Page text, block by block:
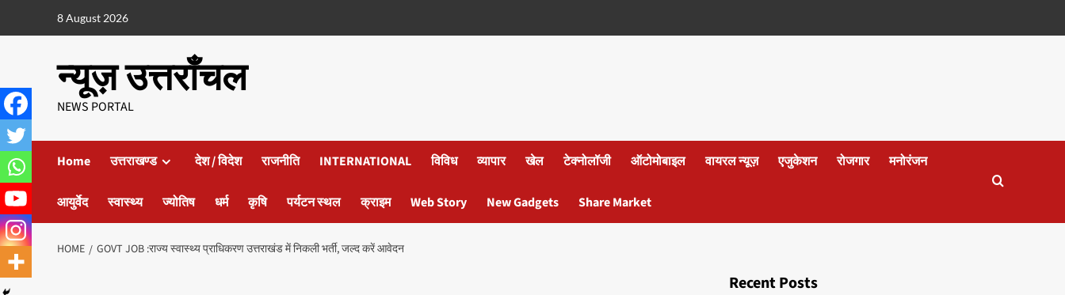
8 August 2026
न्यूज़ उत्तराँचल
NEWS PORTAL
Home उत्तराखण्ड देश / विदेश राजनीति INTERNATIONAL विविध व्यापार खेल टेक्नोलॉजी ऑटोमोबाइल वायरल न्यूज़ एजुकेशन रोजगार मनोरंजन
आयुर्वेद स्वास्थ्य ज्योतिष धर्म कृषि पर्यटन स्थल क्राइम Web Story New Gadgets Share Market
HOME GOVT JOB :राज्य स्वास्थ्य प्राधिकरण उत्तराखंड में निकली भर्ती, जल्द करें आवेदन
Recent Posts